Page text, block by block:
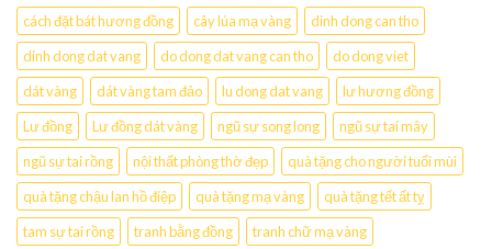
cách đặt bát hương đồng
cây lúa mạ vàng
dinh dong can tho
dinh dong dat vang
do dong dat vang can tho
do dong viet
dát vàng
dát vàng tam đảo lu dong dat vang
lư hương đồng
Lư đồng
Lư đồng dát vàng ngũ sự song long
ngũ sự tai mây
ngũ sự tai rồng
nội thất phòng thờ đẹp
quà tặng cho người tuổi mùi
quà tặng chậu lan hồ điệp
quà tặng mạ vàng
quà tặng tết ất tỵ
tam sự tai rồng
tranh bằng đồng tranh chữ mạ vàng